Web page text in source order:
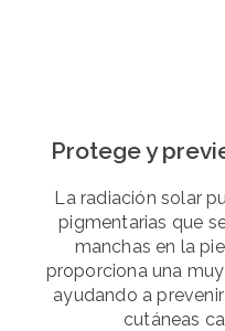
Protege y
La radiación solar
pigmentarias que
manchas en la
proporciona una
ayudando a
cutáneas